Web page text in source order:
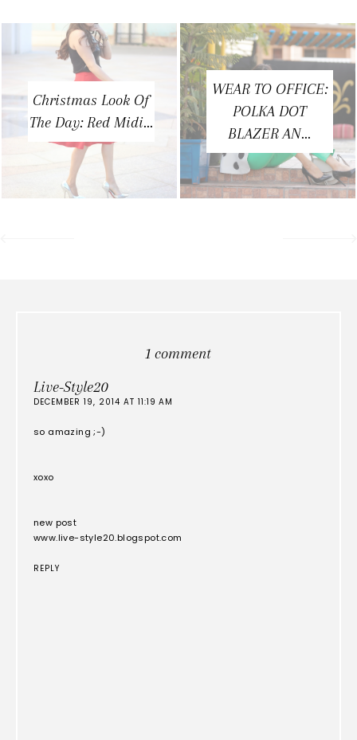
Christmas Look Of
The Day: Red Midi...
WEAR TO OFFICE:
POLKA DOT
BLAZER AN...
1 comment
Live-Style20
DECEMBER 19, 2014 AT 11:19 AM
so amazing ;-)
xoxo
new post
www.live-style20.blogspot.com
REPLY